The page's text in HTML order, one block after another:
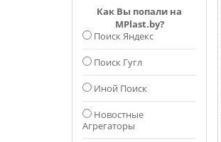
Как Вы попали на
MPlast.by?
Поиск Яндекс
Поиск Гугл
Иной Поиск
Новостные
Агрегаторы